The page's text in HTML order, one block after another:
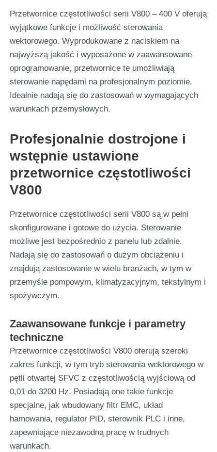
Przetwornice częstotliwości serii V800 – 400 V oferują
wyjątkowe funkcje i możliwość sterowania
wektorowego. Wyprodukowane z naciskiem na
najwyższą jakość i wyposażone w zaawansowane
oprogramowanie, przetwornice te umożliwiają
sterowanie napędami na profesjonalnym poziomie.
Idealnie nadają się do zastosowań w wymagających
warunkach przemysłowych.
Profesjonalnie dostrojone i
wstępnie ustawione
przetwornice częstotliwości
V800
Przetwornice częstotliwości serii V800 są w pełni
skonfigurowane i gotowe do użycia. Sterowanie
możliwe jest bezpośrednio z panelu lub zdalnie.
Nadają się do zastosowań o dużym obciążeniu i
znajdują zastosowanie w wielu branżach, w tym w
przemyśle pompowym, klimatyzacyjnym, tekstylnym i
spożywczym.
Zaawansowane funkcje i parametry
techniczne
Przetwornice częstotliwości V800 oferują szeroki
zakres funkcji, w tym tryb sterowania wektorowego w
pętli otwartej SFVC z częstotliwością wyjściową od
0,01 do 3200 Hz. Posiadają one takie funkcje
specjalne, jak wbudowany filtr EMC, układ
hamowania, regulator PID, sterownik PLC i inne,
zapewniające niezawodną pracę w trudnych
warunkach.